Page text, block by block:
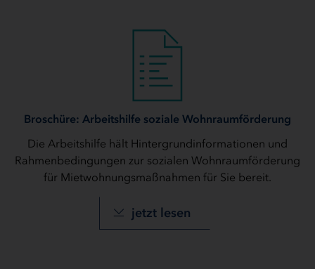
Broschüre: Arbeitshilfe soziale Wohnraumförderung
Die Arbeitshilfe hält Hintergrundinformationen und
Rahmenbedingungen zur sozialen Wohnraumförderung
für Mietwohnungsmaßnahmen für Sie bereit.
jetzt lesen